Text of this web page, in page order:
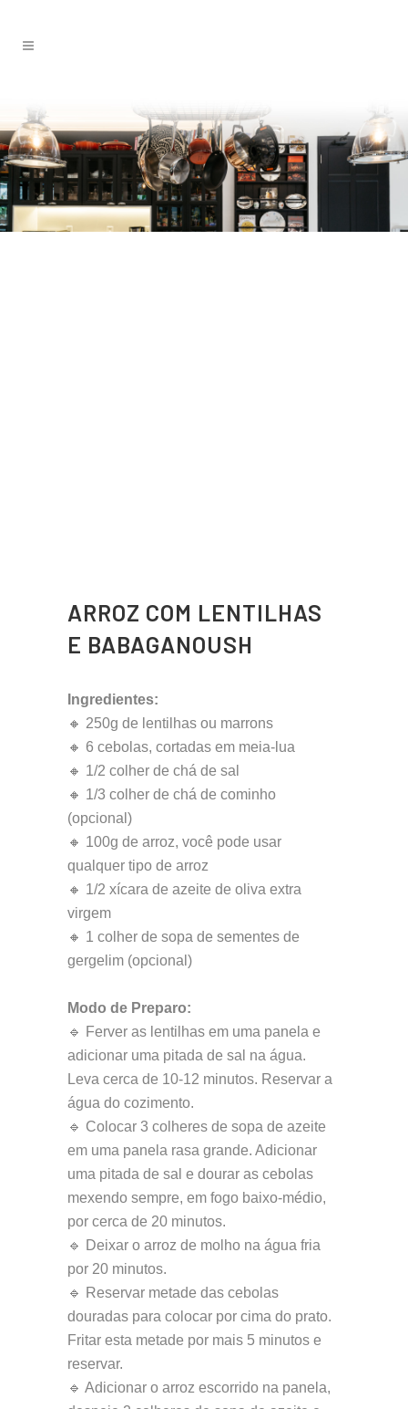
ARROZ COM LENTILHAS
E BABAGANOUSH
Ingredientes:
🔸 250g de lentilhas ou marrons
🔸 6 cebolas, cortadas em meia-lua
🔸 1/2 colher de chá de sal
🔸 1/3 colher de chá de cominho
(opcional)
🔸 100g de arroz, você pode usar
qualquer tipo de arroz
🔸 1/2 xícara de azeite de oliva extra
virgem
🔸 1 colher de sopa de sementes de
gergelim (opcional)
Modo de Preparo:
🔹 Ferver as lentilhas em uma panela e
adicionar uma pitada de sal na água.
Leva cerca de 10-12 minutos. Reservar a
água do cozimento.
🔹 Colocar 3 colheres de sopa de azeite
em uma panela rasa grande. Adicionar
uma pitada de sal e dourar as cebolas
mexendo sempre, em fogo baixo-médio,
por cerca de 20 minutos.
🔹 Deixar o arroz de molho na água fria
por 20 minutos.
🔹 Reservar metade das cebolas
douradas para colocar por cima do prato.
Fritar esta metade por mais 5 minutos e
reservar.
🔹 Adicionar o arroz escorrido na panela,